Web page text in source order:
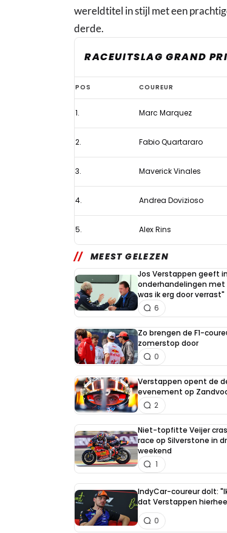
wereldtitel in stijl met een
derde.
RACEUITSLAG GRAND
Marquez
verovert
in
stijl
MotoGP-
wereldtitel
met
in
Thailand
POS COUREUR
1. Marc Marquez
2. Fabio Quartararo
3. Maverick Vinales
4. Andrea Dovizioso
5. Alex Rins
MEEST GELEZEN
Jos Verstappen geeft
onderhandelingen met
was ik erg door verrast"
6
Zo brengen de F1-
zomerstop door
0
Verstappen opent de
evenement op
2
Niet-topfitte Veijer
race op Silverstone in
weekend
1
IndyCar-coureur dolt:
dat Verstappen
0